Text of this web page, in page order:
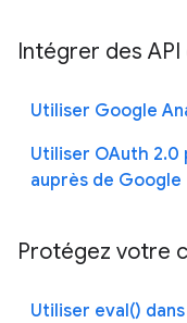
Intégrer des
Utiliser Google
Utiliser OAuth
auprès de Google
Protégez votre
Utiliser eval()